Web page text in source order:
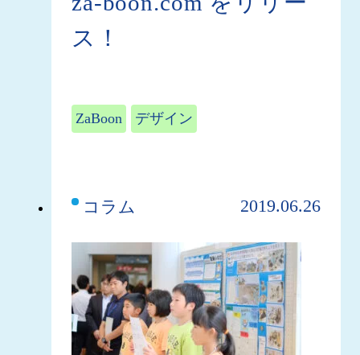
ス！
ZaBoon デザイン
コラム 2019.06.26